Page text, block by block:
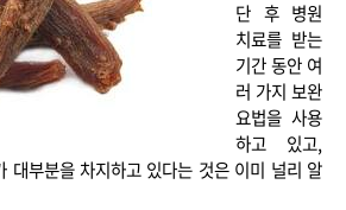
단 후 병원
치료를 받는
기간 동안 여
러 가지 보완
요법을 사용
하고 있고,
대부분을 차지하고 있다는 것은 이미 널리 알